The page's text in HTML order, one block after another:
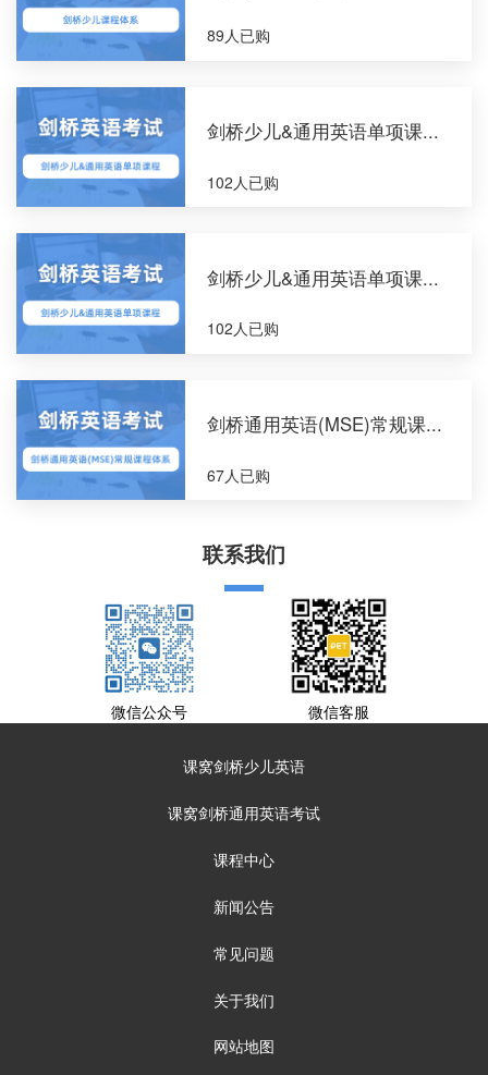
89人已购
剑桥少儿&通用英语单项课...
102人已购
剑桥少儿&通用英语单项课...
102人已购
剑桥通用英语(MSE)常规课...
67人已购
联系我们
微信公众号 微信客服
课窝剑桥少儿英语
课窝剑桥通用英语考试
课程中心
新闻公告
常见问题
关于我们
网站地图